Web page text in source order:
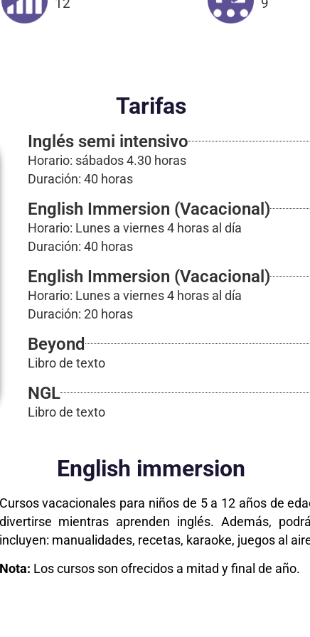
12 9
Tarifas
Inglés semi intensivo
Horario: sábados 4.30 horas
Duración: 40 horas
English Immersion (Vacacional)
Horario: Lunes a viernes 4 horas al día
Duración: 40 horas
English Immersion (Vacacional)
Horario: Lunes a viernes 4 horas al día
Duración: 20 horas
Beyond
Libro de texto
NGL
Libro de texto
English immersion
Cursos vacacionales para niños de 5 a 12 años de
divertirse mientras aprenden inglés. Además,
incluyen: manualidades, recetas, karaoke, juegos al
Los cursos son ofrecidos a mitad y final de año.